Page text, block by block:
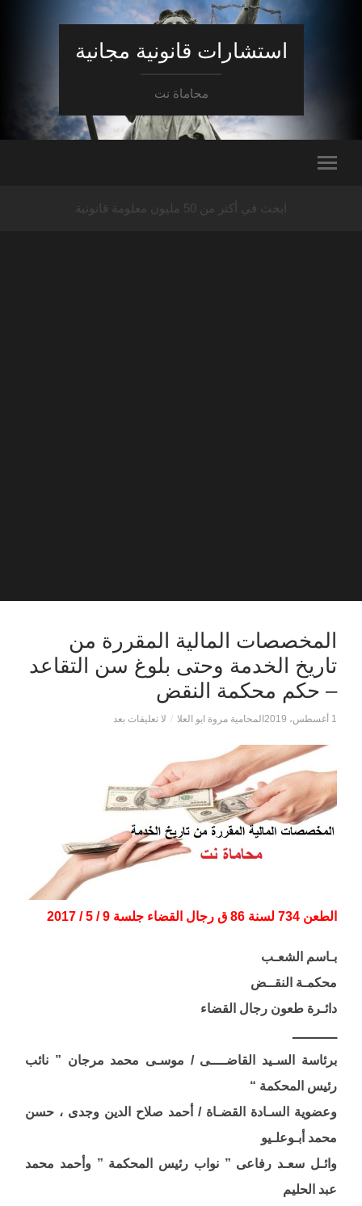
استشارات قانونية مجانية
محاماة نت
ابحث في أكثر من 50 مليون معلومة قانونية
المخصصات المالية المقررة من
تاريخ الخدمة وحتى بلوغ سن التقاعد
– حكم محكمة النقض
1 أغسطس، 2019 المحامية مروة ابو العلا / لا تعليقات بعد
الطعن 734 لسنة 86 ق رجال القضاء جلسة 9 / 5 / 2017
بـاسم الشعـب
محكمـة النقــض
دائـرة طعون رجال القضاء
ـــــــــــ
برئاسة السـيد القاضــــى / موسـى محمد مرجان ” نائب
رئيس المحكمة “
وعضوية السـادة القضـاة / أحمد صلاح الدين وجدى ، حسن
محمد أبـوعلـيو
وائـل سعـد رفاعى ” نواب رئيس المحكمة ” وأحمد محمد
عبد الحليم